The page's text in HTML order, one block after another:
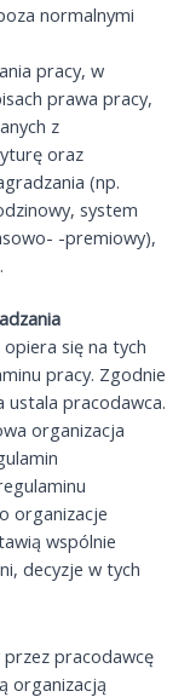
normalnymi
pracy, w
prawa pracy,
z
oraz
(np.
system
-premiowy),
.
się na tych
pracy. Zgodnie
ustala pracodawca.
organizacja
organizacje
wspólnie
decyzje w tych
przez pracodawcę
organizacją